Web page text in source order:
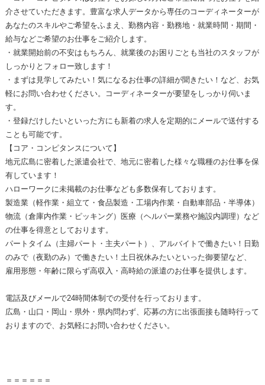
介させていただきます。豊富な求人データから専任のコーディネーターが
あなたのスキルやご希望をふまえ、勤務内容・勤務地・就業時間・期間・
給与などご希望のお仕事をご紹介します。
・就業開始前の不安はもちろん、就業後のお困りごとも当社のスタッフが
しっかりとフォロー致します！
・まずは見学してみたい！気になるお仕事の詳細が聞きたい！など、お気
軽にお問い合わせください。コーディネーターが要望をしっかり伺いま
す。
・登録だけしたいといった方にも新着の求人を定期的にメールで送付する
ことも可能です。
【コア・コンピタンスについて】
地元広島に密着した派遣会社で、地元に密着した様々な職種のお仕事を保
有しています！
ハローワークに未掲載のお仕事なども多数保有しております。
製造業（軽作業・組立て・食品製造・工場内作業・自動車部品・半導体）
物流（倉庫内作業・ピッキング）医療（ヘルパー業務や施設内調理）など
の仕事を得意としております。
パートタイム（主婦パート・主夫パート）、アルバイトで働きたい！日勤
のみで（夜勤のみ）で働きたい！土日祝休みたいといった御要望など、
雇用形態・年齢に限らず高収入・高時給の派遣のお仕事を提供します。
電話及びメールで24時間体制での受付を行っております。
広島・山口・岡山・県外・県内問わず、応募の方に出張面接も随時行って
おりますので、お気軽にお問い合わせください。
＝＝＝＝＝＝